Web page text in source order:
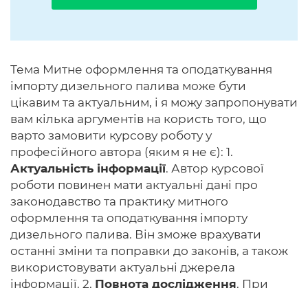
Тема Митне оформлення та оподаткування
імпорту дизельного палива може бути
цікавим та актуальним, і я можу запропонувати
вам кілька аргументів на користь того, що
варто замовити курсову роботу у
професійного автора (яким я не є): 1.
Актуальність інформації. Автор курсової
роботи повинен мати актуальні дані про
законодавство та практику митного
оформлення та оподаткування імпорту
дизельного палива. Він зможе врахувати
останні зміни та поправки до законів, а також
використовувати актуальні джерела
інформації. 2. Повнота дослідження. При